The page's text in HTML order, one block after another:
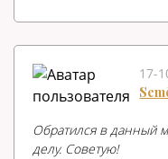
17-
Обратился в данный
делу. Советую!